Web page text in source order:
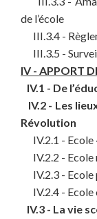
de l’école
III.3.4 -
III.3.5 -
IV - APPORT
IV.1 - De
IV.2 - Les
Révolution
IV.2.1 - Ecole
IV.2.2 - Ecole
IV.2.3 - Ecole
IV.2.4 - Ecole
IV.3 - La vie